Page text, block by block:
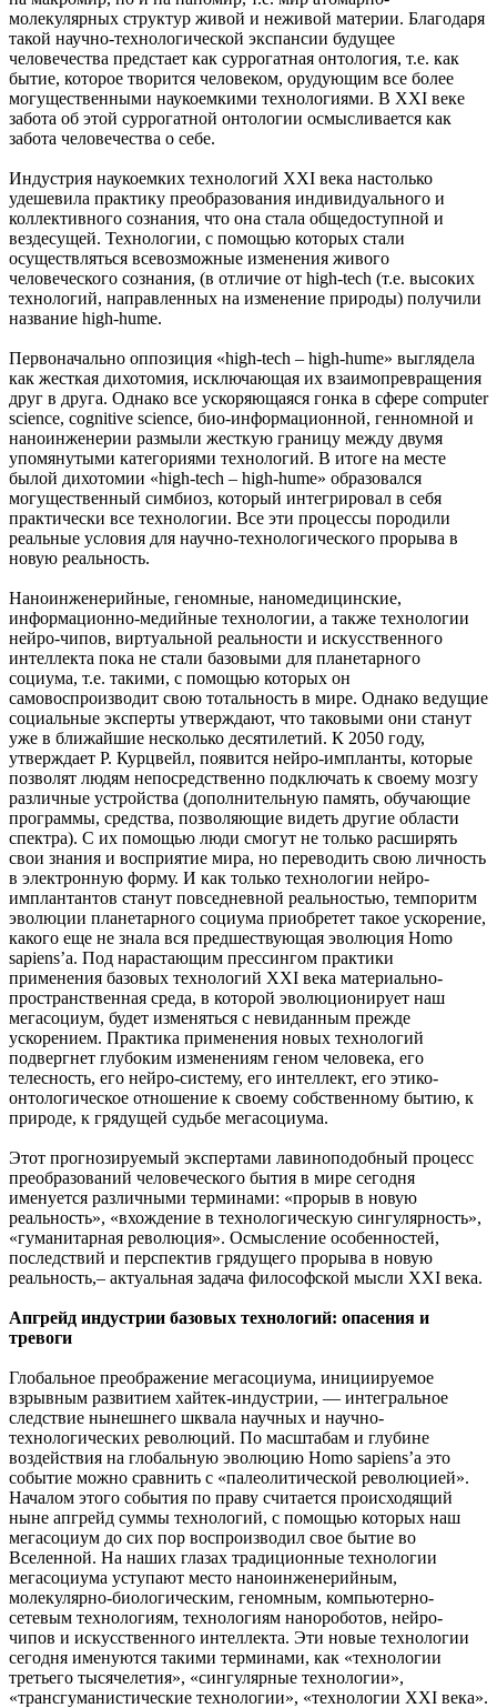
молекулярных структур живой и неживой материи. Благодаря
такой научно-технологической экспансии будущее
человечества предстает как суррогатная онтология, т.е. как
бытие, которое творится человеком, орудующим все более
могущественными наукоемкими технологиями. В XXI веке
забота об этой суррогатной онтологии осмысливается как
забота человечества о себе.
Индустрия наукоемких технологий XXI века настолько
удешевила практику преобразования индивидуального и
коллективного сознания, что она стала общедоступной и
вездесущей. Технологии, с помощью которых стали
осуществляться всевозможные изменения живого
человеческого сознания, (в отличие от high-tech (т.е. высоких
технологий, направленных на изменение природы) получили
название high-hume.
Первоначально оппозиция «high-tech – high-hume» выглядела
как жесткая дихотомия, исключающая их взаимопревращения
друг в друга. Однако все ускоряющаяся гонка в сфере computer
science, cognitive science, био-информационной, генномной и
наноинженерии размыли жесткую границу между двумя
упомянутыми категориями технологий. В итоге на месте
былой дихотомии «high-tech – high-hume» образовался
могущественный симбиоз, который интегрировал в себя
практически все технологии. Все эти процессы породили
реальные условия для научно-технологического прорыва в
новую реальность.
Наноинженерийные, геномные, наномедицинские,
информационно-медийные технологии, а также технологии
нейро-чипов, виртуальной реальности и искусственного
интеллекта пока не стали базовыми для планетарного
социума, т.е. такими, с помощью которых он
самовоспроизводит свою тотальность в мире. Однако ведущие
социальные эксперты утверждают, что таковыми они станут
уже в ближайшие несколько десятилетий. К 2050 году,
утверждает Р. Курцвейл, появится нейро-импланты, которые
позволят людям непосредственно подключать к своему мозгу
различные устройства (дополнительную память, обучающие
программы, средства, позволяющие видеть другие области
спектра). С их помощью люди смогут не только расширять
свои знания и восприятие мира, но переводить свою личность
в электронную форму. И как только технологии нейро-
имплантантов станут повседневной реальностью, темпоритм
эволюции планетарного социума приобретет такое ускорение,
какого еще не знала вся предшествующая эволюция Homo
sapiens’a. Под нарастающим прессингом практики
применения базовых технологий XXI века материально-
пространственная среда, в которой эволюционирует наш
мегасоциум, будет изменяться с невиданным прежде
ускорением. Практика применения новых технологий
подвергнет глубоким изменениям геном человека, его
телесность, его нейро-систему, его интеллект, его этико-
онтологическое отношение к своему собственному бытию, к
природе, к грядущей судьбе мегасоциума.
Этот прогнозируемый экспертами лавиноподобный процесс
преобразований человеческого бытия в мире сегодня
именуется различными терминами: «прорыв в новую
реальность», «вхождение в технологическую сингулярность»,
«гуманитарная революция». Осмысление особенностей,
последствий и перспектив грядущего прорыва в новую
реальность,– актуальная задача философской мысли XXI века.
Апгрейд индустрии базовых технологий: опасения и
тревоги
Глобальное преображение мегасоциума, инициируемое
взрывным развитием хайтек-индустрии, — интегральное
следствие нынешнего шквала научных и научно-
технологических революций. По масштабам и глубине
воздействия на глобальную эволюцию Homo sapiens’a это
событие можно сравнить с «палеолитической революцией».
Началом этого события по праву считается происходящий
ныне апгрейд суммы технологий, с помощью которых наш
мегасоциум до сих пор воспроизводил свое бытие во
Вселенной. На наших глазах традиционные технологии
мегасоциума уступают место наноинженерийным,
молекулярно-биологическим, геномным, компьютерно-
сетевым технологиям, технологиям нанороботов, нейро-
чипов и искусственного интеллекта. Эти новые технологии
сегодня именуются такими терминами, как «технологии
третьего тысячелетия», «сингулярные технологии»,
«трансгуманистические технологии», «технологии XXI века».